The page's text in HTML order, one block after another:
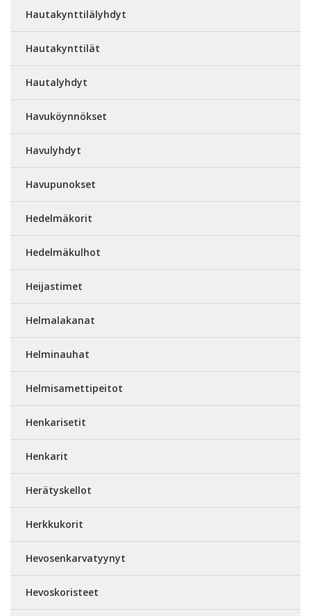
Hautakynttilälyhdyt
Hautakynttilät
Hautalyhdyt
Havuköynnökset
Havulyhdyt
Havupunokset
Hedelmäkorit
Hedelmäkulhot
Heijastimet
Helmalakanat
Helminauhat
Helmisamettipeitot
Henkarisetit
Henkarit
Herätyskellot
Herkkukorit
Hevosenkarvatyynyt
Hevoskoristeet